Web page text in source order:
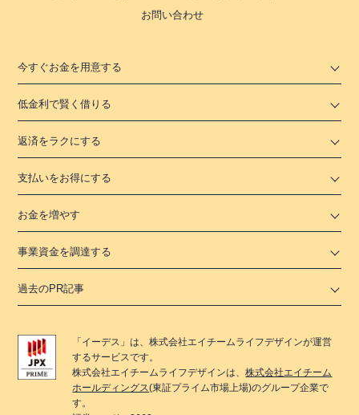
お問い合わせ
今すぐお金を用意する
低金利で賢く借りる
返済をラクにする
支払いをお得にする
お金を増やす
事業資金を調達する
過去のPR記事
「イーデス 」は、株式会社エイチームライフデザインが運営
するサービスです。
株式会社エイチームライフデザインは、株式会社エイチーム
ホールディングス(東証プライム市場上場)のグループ企業で
す。